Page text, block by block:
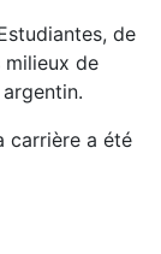
de
milieux de
carrière a été